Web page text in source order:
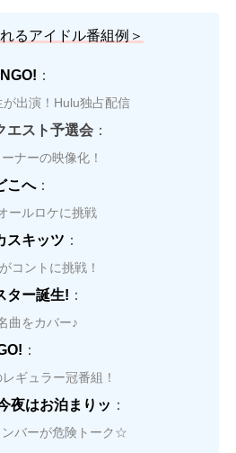
るアイドル番組例＞
：
が出演！Hulu独占配信
エスト予選会：
ナーの映像化！
こへ：
ールロケに挑戦
スキッツ ：
コントに挑戦！
ター誕生! ：
曲をカバー♪
：
ギュラー冠番組！
夜はお泊まりッ ：
ンバーが危険トーク☆